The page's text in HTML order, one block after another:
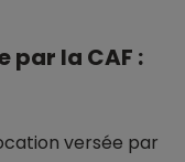
par la CAF :
versée par